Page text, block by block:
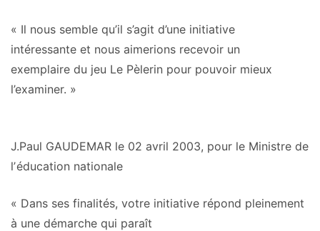
« Il nous semble qu’il s’agit d’une initiative
intéressante et nous aimerions recevoir un
exemplaire du jeu Le Pèlerin pour pouvoir mieux
l’examiner. »
J.Paul GAUDEMAR le 02 avril 2003, pour le Ministre de
lʼéducation nationale
« Dans ses finalités, votre initiative répond pleinement
à une démarche qui paraît